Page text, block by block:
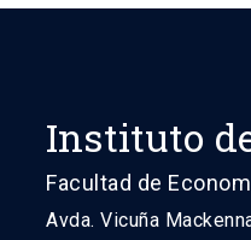
Instituto
Facultad de
Avda. Vicuña